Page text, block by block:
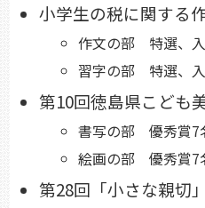
小学生の税に関する
作文の部 特選、
習字の部 特選、
第10回徳島県こども
書写の部 優秀賞7
絵画の部 優秀賞7
第28回「小さな親切